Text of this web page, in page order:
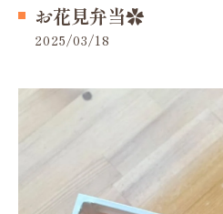
お花見弁当✿
2025/03/18